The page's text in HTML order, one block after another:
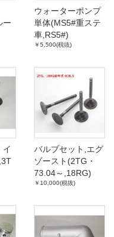
ー
ウォーターポンプ
単体(MS5#重ステ
車,RS5#)
￥5,500(税抜)
イ
バルブセット,エグ
ゾースト(2TG・
73.04～,18RG)
Φ38.5
￥10,000(税抜)